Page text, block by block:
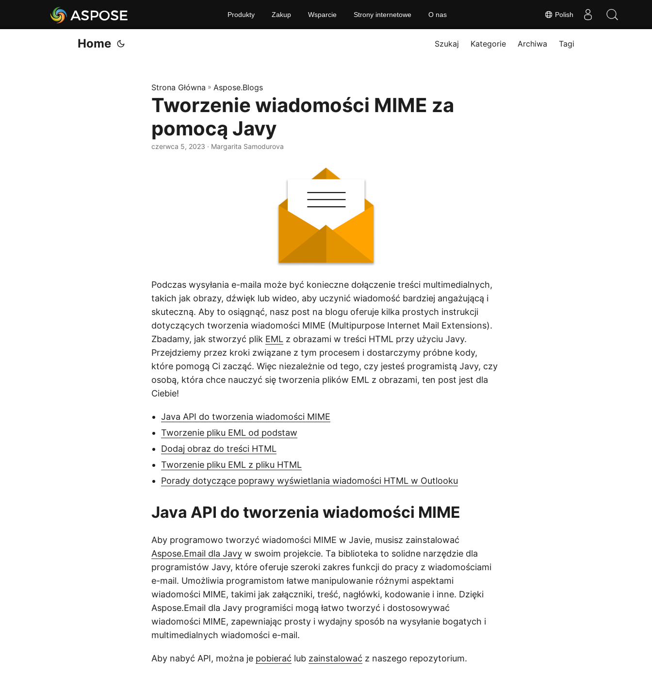
Polish
Produkty Zakup Wsparcie Strony internetowe O nas
Home Szukaj Kategorie Archiwa Tagi
Strona Główna » Aspose.Blogs
Tworzenie wiadomości MIME za
pomocą Javy
czerwca 5, 2023 · Margarita Samodurova
Podczas wysyłania e-maila może być konieczne dołączenie treści multimedialnych,
takich jak obrazy, dźwięk lub wideo, aby uczynić wiadomość bardziej angażującą i
skuteczną. Aby to osiągnąć, nasz post na blogu oferuje kilka prostych instrukcji
dotyczących tworzenia wiadomości MIME (Multipurpose Internet Mail Extensions).
Zbadamy, jak stworzyć plik EML z obrazami w treści HTML przy użyciu Javy.
Przejdziemy przez kroki związane z tym procesem i dostarczymy próbne kody,
które pomogą Ci zacząć. Więc niezależnie od tego, czy jesteś programistą Javy, czy
osobą, która chce nauczyć się tworzenia plików EML z obrazami, ten post jest dla
Ciebie!
Java API do tworzenia wiadomości MIME
Tworzenie pliku EML od podstaw
Dodaj obraz do treści HTML
Tworzenie pliku EML z pliku HTML
Porady dotyczące poprawy wyświetlania wiadomości HTML w Outlooku
Java API do tworzenia wiadomości MIME
Aby programowo tworzyć wiadomości MIME w Javie, musisz zainstalować
Aspose.Email dla Javy w swoim projekcie. Ta biblioteka to solidne narzędzie dla
programistów Javy, które oferuje szeroki zakres funkcji do pracy z wiadomościami
e-mail. Umożliwia programistom łatwe manipulowanie różnymi aspektami
wiadomości MIME, takimi jak załączniki, treść, nagłówki, kodowanie i inne. Dzięki
Aspose.Email dla Javy programiści mogą łatwo tworzyć i dostosowywać
wiadomości MIME, zapewniając prosty i wydajny sposób na wysyłanie bogatych i
multimedialnych wiadomości e-mail.
Aby nabyć API, można je pobierać lub zainstalować z naszego repozytorium.